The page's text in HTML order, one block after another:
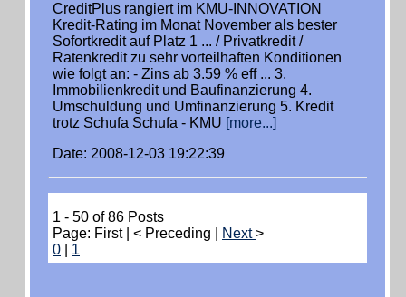
CreditPlus rangiert im KMU-INNOVATION
Kredit-Rating im Monat November als bester
Sofortkredit auf Platz 1 ... / Privatkredit /
Ratenkredit zu sehr vorteilhaften Konditionen
wie folgt an: - Zins ab 3.59 % eff ... 3.
Immobilienkredit und Baufinanzierung 4.
Umschuldung und Umfinanzierung 5. Kredit
trotz Schufa Schufa - KMU [more...]
Date: 2008-12-03 19:22:39
1 - 50 of 86 Posts
Page: First | < Preceding |
Next>
0
1